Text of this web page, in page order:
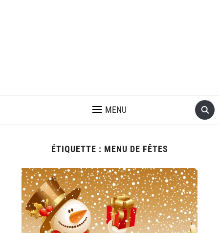
MENU
ÉTIQUETTE : MENU DE FÊTES